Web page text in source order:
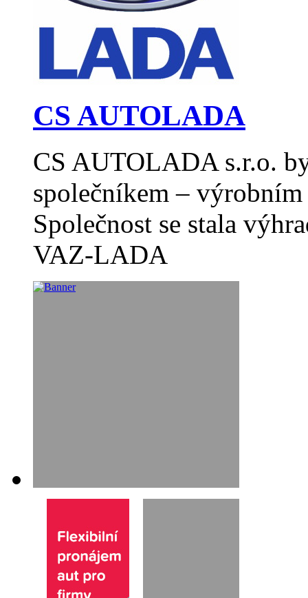
CS AUTOLADA
CS AUTOLADA s.r.o.
společníkem –
Společnost se stala
VAZ-LADA